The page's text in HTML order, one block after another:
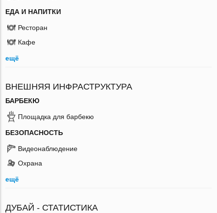
ЕДА И НАПИТКИ
Ресторан
Кафе
ещё
ВНЕШНЯЯ ИНФРАСТРУКТУРА
БАРБЕКЮ
Площадка для барбекю
БЕЗОПАСНОСТЬ
Видеонаблюдение
Охрана
ещё
ДУБАЙ - СТАТИСТИКА